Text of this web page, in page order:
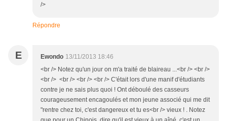
/>
Répondre
E Ewondo 13/11/2013 18:46
<br /> Notez qu'un jour on m'a traité de blaireau ...<br /> <br />
<br /> <br /> <br /> <br /> C'était lors d'une manif d'étudiants
contre je ne sais plus quoi ! Ont déboulé des casseurs
courageusement encagoulés et mon jeune associé qui me dit
"rentre chez toi, c'est dangereux et tu es<br /> vieux ! . Notez